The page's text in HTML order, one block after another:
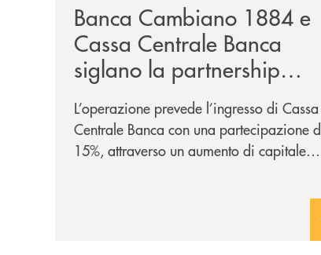
Banca Cambiano 1884 e
Cassa Centrale Banca
siglano la partnership
strategica
L’operazione prevede l’ingresso di Cassa
Centrale Banca con una partecipazione
15%, attraverso un aumento di capitale
sulla condivisione di valori comuni e sulla
prossimità ai territori, per ampliare